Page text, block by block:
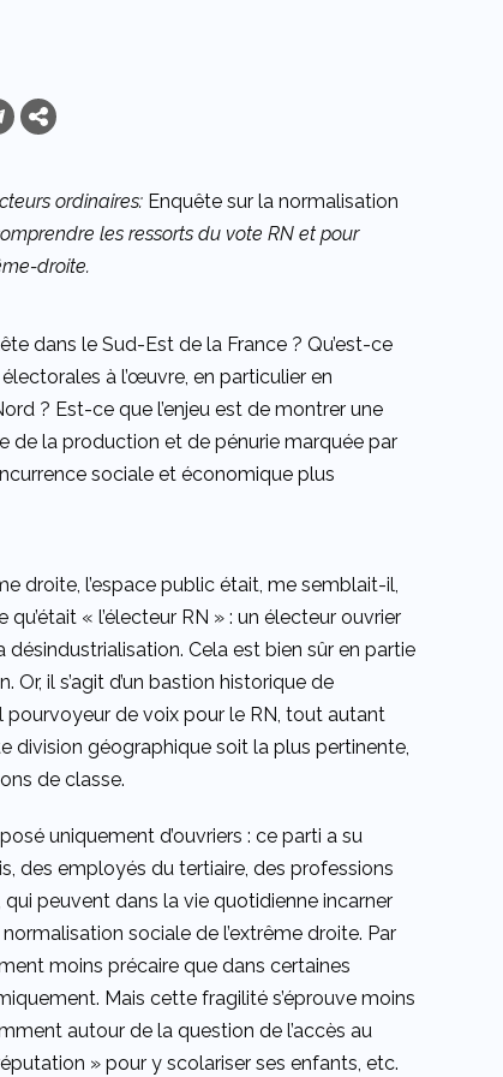
ordinaires: Enquête sur la normalisation
les ressorts du vote RN et pour
droite.
dans le Sud-Est de la France ? Qu’est-ce
à l’œuvre, en particulier en
? Est-ce que l’enjeu est de montrer une
de la production et de pénurie marquée par
sociale et économique plus
droite, l’espace public était, me semblait-il,
« l’électeur RN » : un électeur ouvrier
Cela est bien sûr en partie
il s’agit d’un bastion historique de
pourvoyeur de voix pour le RN, tout autant
division géographique soit la plus pertinente,
de classe.
uniquement d’ouvriers : ce parti a su
des employés du tertiaire, des professions
peuvent dans la vie quotidienne incarner
sociale de l’extrême droite. Par
moins précaire que dans certaines
Mais cette fragilité s’éprouve moins
autour de la question de l’accès au
» pour y scolariser ses enfants, etc.